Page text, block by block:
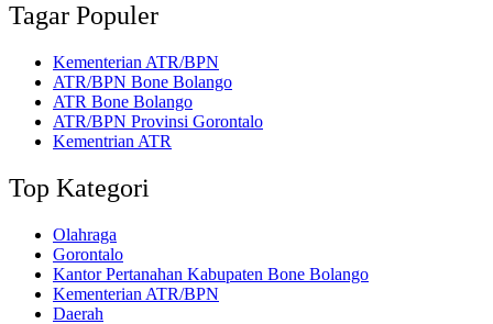
Tagar Populer
Kementerian ATR/BPN
ATR/BPN Bone Bolango
ATR Bone Bolango
ATR/BPN Provinsi Gorontalo
Kementrian ATR
Top Kategori
Olahraga
Gorontalo
Kantor Pertanahan Kabupaten Bone Bolango
Kementerian ATR/BPN
Daerah